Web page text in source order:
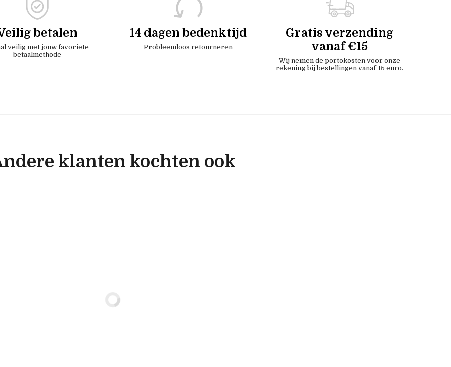
betalen
veilig met jouw favoriete
betaalmethode
14 dagen bedenktijd
Probleemloos retourneren
Gratis verzending
vanaf €15
Wij nemen de portokosten voor onze
rekening bij bestellingen vanaf 15 euro.
klanten kochten ook